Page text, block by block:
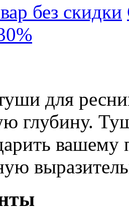
без скидки
для
глубину.
вашему